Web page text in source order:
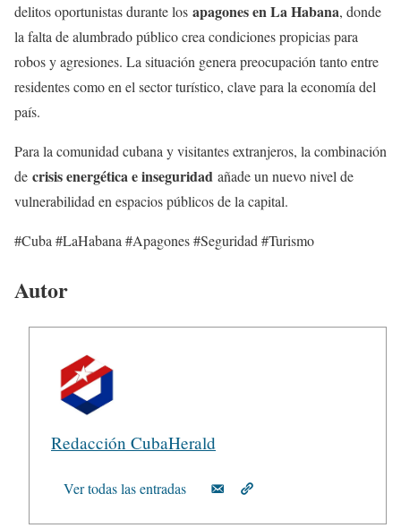
delitos oportunistas durante los apagones en La Habana, donde
la falta de alumbrado público crea condiciones propicias para
robos y agresiones. La situación genera preocupación tanto entre
residentes como en el sector turístico, clave para la economía del
país.
Para la comunidad cubana y visitantes extranjeros, la combinación
de crisis energética e inseguridad añade un nuevo nivel de
vulnerabilidad en espacios públicos de la capital.
#Cuba #LaHabana #Apagones #Seguridad #Turismo
Autor
Redacción CubaHerald
Ver todas las entradas